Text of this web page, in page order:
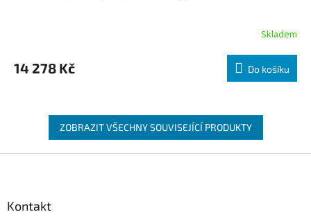
Skladem
14 278 Kč Do košíku
ZOBRAZIT VŠECHNY SOUVISEJÍCÍ PRODUKTY
Kontakt